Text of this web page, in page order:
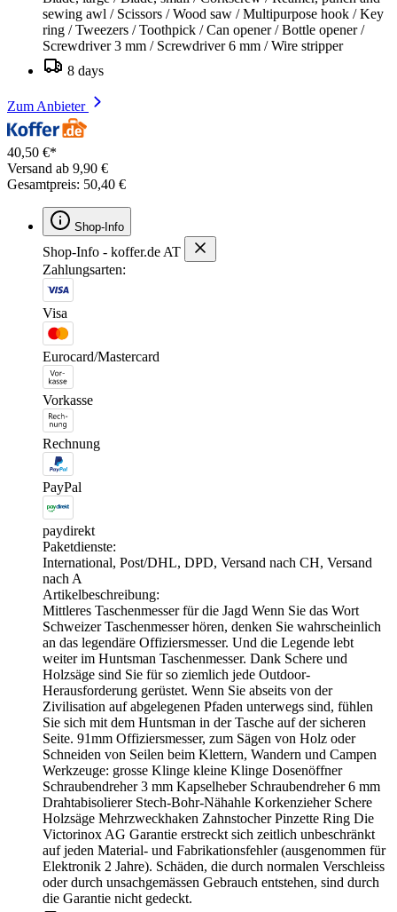
sewing awl / Scissors / Wood saw / Multipurpose hook / Key
ring / Tweezers / Toothpick / Can opener / Bottle opener /
Screwdriver 3 mm / Screwdriver 6 mm / Wire stripper
8 days
Zum Anbieter
40,50 €*
Versand ab 9,90 €
Gesamtpreis: 50,40 €
Shop-Info
Shop-Info - koffer.de AT
Zahlungsarten:
Visa
Eurocard/Mastercard
Vorkasse
Rechnung
PayPal
paydirekt
Paketdienste:
International, Post/DHL, DPD, Versand nach CH, Versand
nach A
Artikelbeschreibung:
Mittleres Taschenmesser für die Jagd Wenn Sie das Wort
Schweizer Taschenmesser hören, denken Sie wahrscheinlich
an das legendäre Offiziersmesser. Und die Legende lebt
weiter im Huntsman Taschenmesser. Dank Schere und
Holzsäge sind Sie für so ziemlich jede Outdoor-
Herausforderung gerüstet. Wenn Sie abseits von der
Zivilisation auf abgelegenen Pfaden unterwegs sind, fühlen
Sie sich mit dem Huntsman in der Tasche auf der sicheren
Seite. 91mm Offiziersmesser, zum Sägen von Holz oder
Schneiden von Seilen beim Klettern, Wandern und Campen
Werkzeuge: grosse Klinge kleine Klinge Dosenöffner
Schraubendreher 3 mm Kapselheber Schraubendreher 6 mm
Drahtabisolierer Stech-Bohr-Nähahle Korkenzieher Schere
Holzsäge Mehrzweckhaken Zahnstocher Pinzette Ring Die
Victorinox AG Garantie erstreckt sich zeitlich unbeschränkt
auf jeden Material- und Fabrikationsfehler (ausgenommen für
Elektronik 2 Jahre). Schäden, die durch normalen Verschleiss
oder durch unsachgemässen Gebrauch entstehen, sind durch
die Garantie nicht gedeckt.